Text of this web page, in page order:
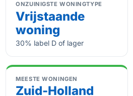
ONZUINIGSTE WONINGTYPE
Vrijstaande
woning
30% label D of lager
MEESTE WONINGEN
Zuid-Holland